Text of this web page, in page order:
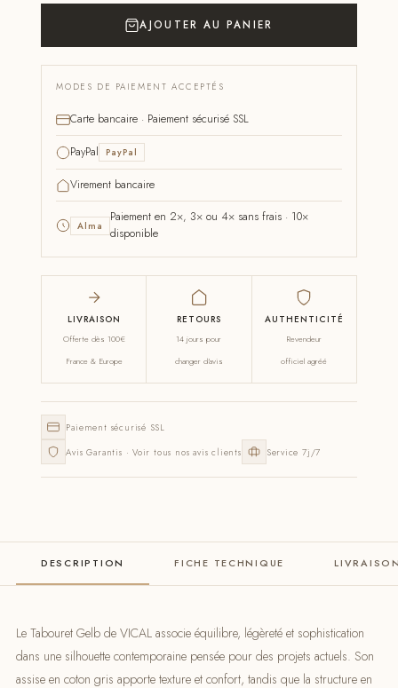
AJOUTER AU PANIER
MODES DE PAIEMENT ACCEPTÉS
Carte bancaire · Paiement sécurisé SSL
PayPal PayPal
Virement bancaire
Alma
Paiement en 2×, 3× ou 4× sans frais · 10×
disponible
LIVRAISON
Offerte dès 100€
France & Europe
RETOURS
14 jours pour
changer d'avis
AUTHENTICITÉ
Revendeur
officiel agréé
Paiement sécurisé SSL
Avis Garantis · Voir tous nos avis clients
Service 7j/7
DESCRIPTION FICHE TECHNIQUE
Le Tabouret Gelb de VICAL associe équilibre, légèreté et sophistication
dans une silhouette contemporaine pensée pour des projets actuels. Son
assise en coton gris apporte texture et confort, tandis que la structure en